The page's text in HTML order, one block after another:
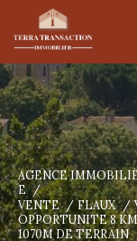
AGENCE
E
VENTE
FLAUX
OPPORTUNITE 8
1070M DE TERRAIN